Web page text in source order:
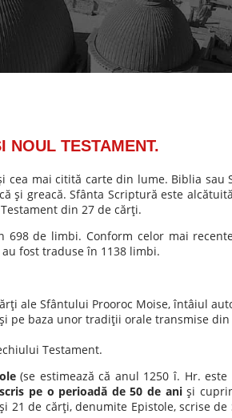
NOUL TESTAMENT.
cea mai citită carte din lume. Biblia sau
şi greacă. Sfânta Scriptură este
din 27 de cărţi.
de limbi. Conform celor mai
fost traduse în 1138 limbi.
Cărţi ale Sfântului Prooroc Moise, întâiul
pe baza unor tradiţii orale transmise
Testament.
(se estimează că anul 1250 î. Hr.
pe o perioadă de 50 de anişi
de cărţi, denumite Epistole, scrise de